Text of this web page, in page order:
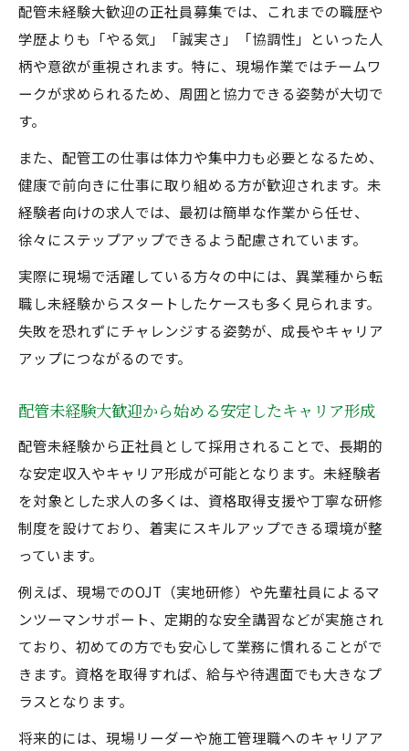
配管未経験大歓迎正社員募集で安定収入を
得る方法
配管未経験採用で実現する将来的な収入ア
ップ
とは
配管未経験でも安心の収入サポート体制を
解説
定化
資格取得も目指せる配管未経験採用のメリット
配管未経験大歓迎正社員募集で資格取得を
目指せる理由
配管未経験採用が資格取得支援を強化する
配管未経験大歓迎現場で資格取得に挑戦す
配管未経験正社員募集で得られる資格の種
類と価値
プの道筋
配管未経験大歓迎の正社員募集では、これまでの職歴や
学歴よりも「やる気」「誠実さ」「協調性」といった人
柄や意欲が重視されます。特に、現場作業ではチームワ
ークが求められるため、周囲と協力できる姿勢が大切で
す。
また、配管工の仕事は体力や集中力も必要となるため、
健康で前向きに仕事に取り組める方が歓迎されます。未
経験者向けの求人では、最初は簡単な作業から任せ、
徐々にステップアップできるよう配慮されています。
実際に現場で活躍している方々の中には、異業種から転
職し未経験からスタートしたケースも多く見られます。
失敗を恐れずにチャレンジする姿勢が、成長やキャリア
アップにつながるのです。
配管未経験大歓迎から始める安定したキャリア形成
配管未経験から正社員として採用されることで、長期的
な安定収入やキャリア形成が可能となります。未経験者
を対象とした求人の多くは、資格取得支援や丁寧な研修
制度を設けており、着実にスキルアップできる環境が整
っています。
例えば、現場でのOJT（実地研修）や先輩社員によるマ
ンツーマンサポート、定期的な安全講習などが実施され
ており、初めての方でも安心して業務に慣れることがで
きます。資格を取得すれば、給与や待遇面でも大きなプ
ラスとなります。
将来的には、現場リーダーや施工管理職へのキャリアア